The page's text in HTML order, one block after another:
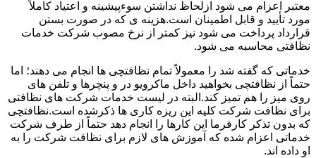
معتبر اعزام می شود ازلحاظ نداشتن سوءپیشینه و اعتیاد کاملاً
مورد تأیید و قابل اطمینان است.هزینه ی که در صورت بستن
قرارداد پرداخت می شود نیز کمتر از نرخ مصوب شرکت خدمات
نظافتی محاسبه می شود.
خدماتی که گفته شد را معمولاً تمام نظافتچی ها انجام می دهند؛ اما
حتماً از نظافتچی بخواهید داخل ماکرویو در و پنچرها و تلفن های
روی میز را هم تمیز کند.البته در لیست خدمات شرکت های نظافتی
برای نظافت شرکت کلیه این ریزه کاری ها ذکرشده است.نظافتچی
که بدون تذکر کارفرما این کارها را انجام دهد حتماً از طرف شرکت
خدماتی اعزام شده که آموزش های لازم برای نظافت شرکت را به
او داده اند.